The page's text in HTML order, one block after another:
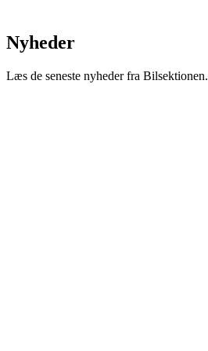
Nyheder
Læs de seneste nyheder fra Bilsektionen.